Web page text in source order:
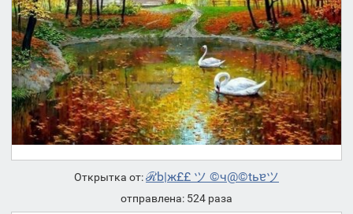
Открытка от:ℛb|ж££ ツ ©ч@©tьɐツ
отправлена: 524 раза